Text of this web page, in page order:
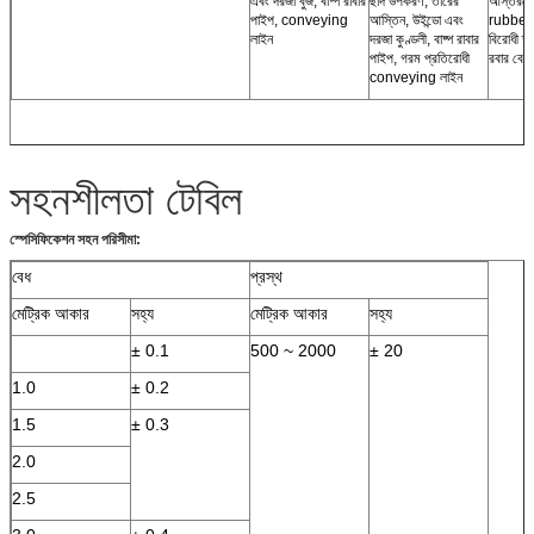
পাইপ, conveying
লাইন
আস্তিন, উইন্ডো এবং
দরজা কুণ্ডলী, বাষ্প রাবার
পাইপ, গরম প্রতিরোধী
conveying লাইন
বিরোধী
রবার
সহনশীলতা টেবিল
স্পেসিফিকেশন সহন পরিসীমা:
বেধ
প্রস্থ
মেট্রিক আকার
সহ্য মেট্রিক আকার
সহ্য
± 0.1
500 ~ 2000
± 20
1.0
± 0.2
1.5
± 0.3
2.0
2.5